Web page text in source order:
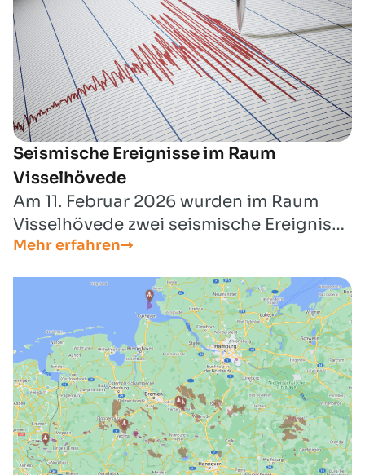
Seismische Ereignisse im Raum
Visselhövede
Am 11. Februar 2026 wurden im Raum
Visselhövede zwei seismische Ereignisse
registriert.
Mehr erfahren